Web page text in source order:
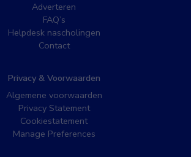
Adverteren
FAQ’s
Helpdesk nascholingen
Contact
Privacy & Voorwaarden
Algemene voorwaarden
Privacy Statement
Cookiestatement
Manage Preferences